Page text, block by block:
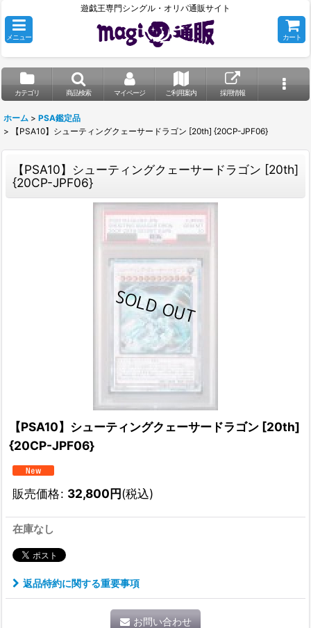
遊戯王専門シングル・オリパ通販サイト
メニュー カート
カテゴリ 商品検索 マイページ ご利用案内 採用情報
ホーム > PSA鑑定品
>
【PSA10】シューティングクェーサードラゴン [20th] {20CP-JPF06}
【PSA10】シューティングクェーサードラゴン [20th]
{20CP-JPF06}
【PSA10】シューティングクェーサードラゴン [20th]
{20CP-JPF06}
販売価格: 32,800円(税込)
在庫なし
返品特約に関する重要事項
お問い合わせ